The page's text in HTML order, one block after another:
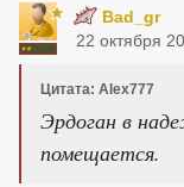
Bad_gr
22 октября
Цитата: Alex777
Эрдоган в
помещается.